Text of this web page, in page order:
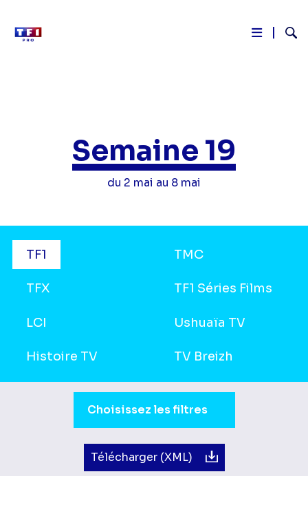
Semaine 19
du 2 mai au 8 mai
Grilles
TF1 TMC
TFX TF1 Séries Films
LCI Ushuaïa TV
Histoire TV TV Breizh
Choisissez les filtres
Télécharger (XML)